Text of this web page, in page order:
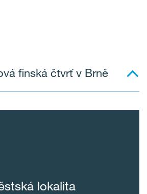
finská čtvrť v Brně
lokalita